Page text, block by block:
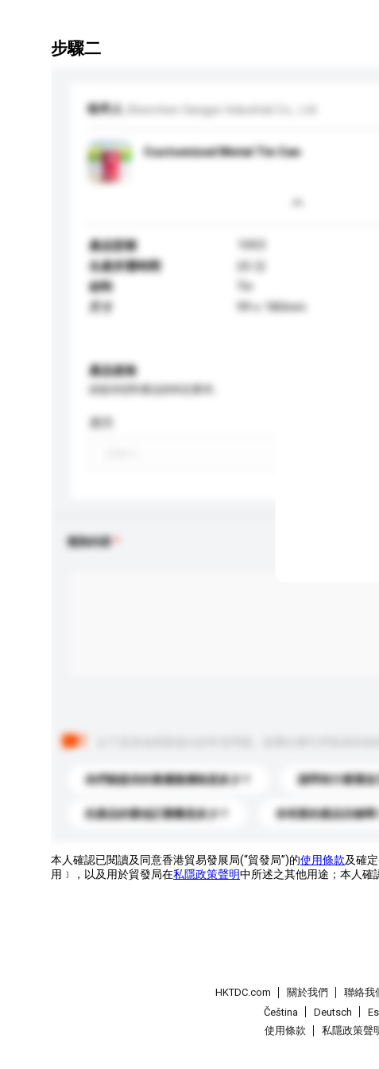
步驟二
收件人 Shenzhen Sangye Industrial Co., Ltd
Customized Metal Tin Can
產品型號
1003
生產所需時間
材料
Tin
99 x 180mm
產品規格
查詢內容
你們能提供的最優惠價格是多少？ 請問有什麼運送
此產品的最低訂購量是多少？ 你有新的產品目錄嗎
本人確認已閱讀及同意香港貿易發展局(“貿發局”)的使用條款及確
用﹞，以及用於貿發局在私隱政策聲明中所述之其他用途；本人確
HKTDC.com 關於我們 聯絡我
Čeština
Deutsch
使用條款
私隱政策聲